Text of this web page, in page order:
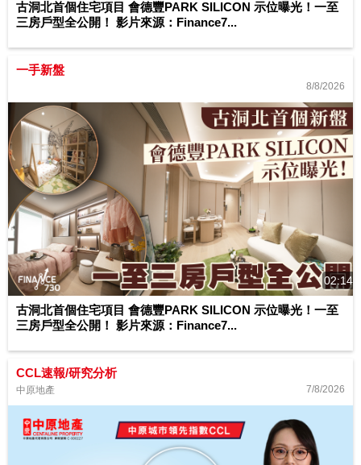
古洞北首個住宅項目 會德豐PARK SILICON 示位曝光！一至
三房戶型全公開！ 影片來源：Finance7...
一手新盤
8/8/2026
02:14
古洞北首個住宅項目 會德豐PARK SILICON 示位曝光！一至
三房戶型全公開！ 影片來源：Finance7...
CCL速報/研究分析
中原地產 7/8/2026